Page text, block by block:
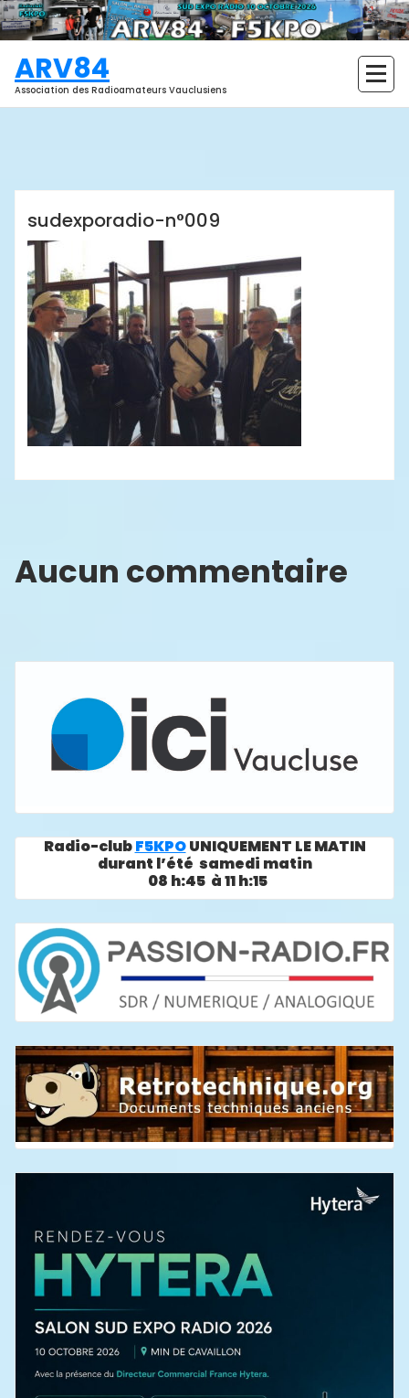
Aller
au
contenu
ARV84
Association des Radioamateurs Vauclusiens
sudexporadio-n°009
Aucun commentaire
Radio-clubF5KPOUNIQUEMENT LE MATIN
durant l’été samedi matin
08 h:45 à 11 h:15